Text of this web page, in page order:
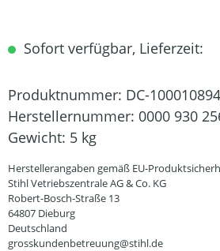
Sofort verfügbar, Lieferzeit:
Produktnummer: DC-100010894
Herstellernummer: 0000 930
Gewicht: 5 kg
Herstellerangaben gemäß EU-
Stihl Vetriebszentrale AG & Co. KG
Robert-Bosch-Straße 13
64807 Dieburg
Deutschland
grosskundenbetreuung@stihl.de